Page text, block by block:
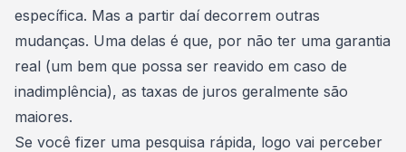
específica. Mas a partir daí decorrem outras
mudanças. Uma delas é que, por não ter uma garantia
real (um bem que possa ser reavido em caso de
inadimplência), as taxas de juros geralmente são
maiores.
Se você fizer uma pesquisa rápida, logo vai perceber